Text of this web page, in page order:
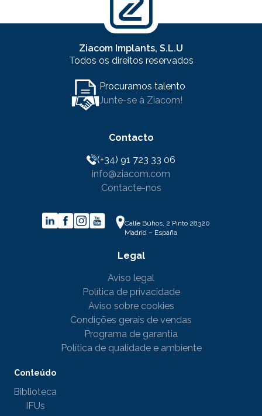
Legal
Aviso legal
Política de privacidade
Aviso sobre cookies
Condições gerais de vendas
Programa de garantia
Política de qualidade e ambiente
Conteúdo
Biblioteca
IFUs
Contacto
(+34) 91 723 33 06
info@ziacom.com
Contacte-nos
Ziacom Implants, S.L.U
Todos os direitos reservados
Procuramos talento
Junte-se à Ziacom!
Calle Búhos, 2 Pinto 28320
Madrid – España